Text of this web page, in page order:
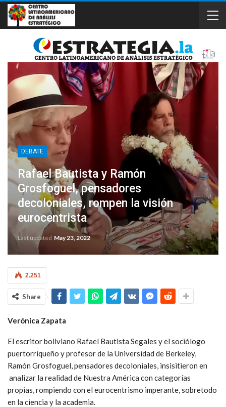
DEBATE
Rafael Bautista y Ramón
Grosfoguel, pensadores
decoloniales, rompen la visión
eurocentrista
Last updated May 23, 2022
2.251
Share
Verónica Zapata
El escritor boliviano Rafael Bautista Segales y el sociólogo
puertorriqueño y profesor de la Universidad de Berkeley,
Ramón Grosfoguel, pensadores decoloniales, insisitieron en
analizar la realidad de Nuestra América con categorías
propias, rompiendo con el eurocentrismo imperante, sobretodo
en la ciencia y la academia.